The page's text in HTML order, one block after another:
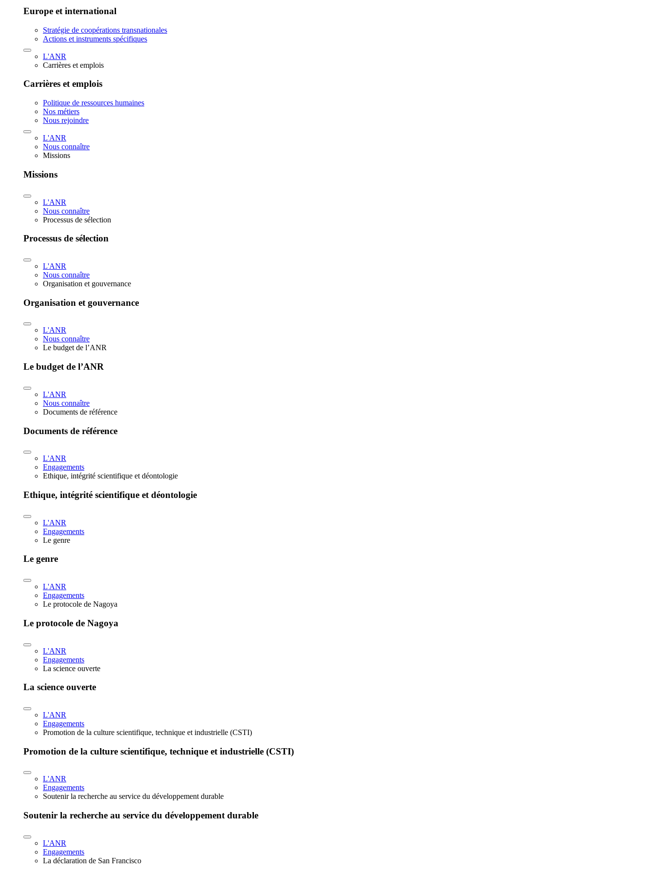
Europe et international
Stratégie de coopérations transnationales
Actions et instruments spécifiques
L'ANR
Carrières et emplois
Carrières et emplois
Politique de ressources humaines
Nos métiers
Nous rejoindre
L'ANR
Nous connaître
Missions
Missions
L'ANR
Nous connaître
Processus de sélection
Processus de sélection
L'ANR
Nous connaître
Organisation et gouvernance
Organisation et gouvernance
L'ANR
Nous connaître
Le budget de l’ANR
Le budget de l’ANR
L'ANR
Nous connaître
Documents de référence
Documents de référence
L'ANR
Engagements
Ethique, intégrité scientifique et déontologie
Ethique, intégrité scientifique et déontologie
L'ANR
Engagements
Le genre
Le genre
L'ANR
Engagements
Le protocole de Nagoya
Le protocole de Nagoya
L'ANR
Engagements
La science ouverte
La science ouverte
L'ANR
Engagements
Promotion de la culture scientifique, technique et industrielle (CSTI)
Promotion de la culture scientifique, technique et industrielle (CSTI)
L'ANR
Engagements
Soutenir la recherche au service du développement durable
Soutenir la recherche au service du développement durable
L'ANR
Engagements
La déclaration de San Francisco